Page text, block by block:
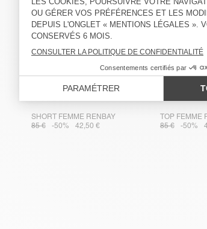
SHORT FEMME RENBAY
85 €
-50% 42,50 €
TOP FEMME
85 €
-50%